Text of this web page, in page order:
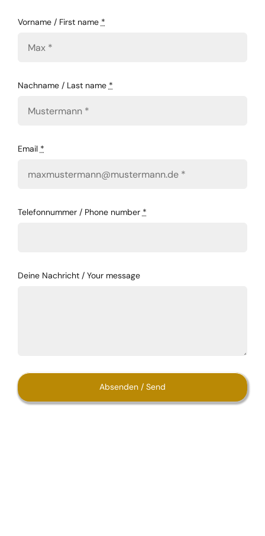
Vorname / First name *
Nachname / Last name *
Email *
Telefonnummer / Phone number *
Deine Nachricht / Your message
Absenden / Send